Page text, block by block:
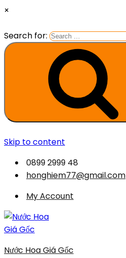
×
Search for:
Skip to content
0899 2999 48
honghiem77@gmail.com
My Account
Nước Hoa Giá Gốc